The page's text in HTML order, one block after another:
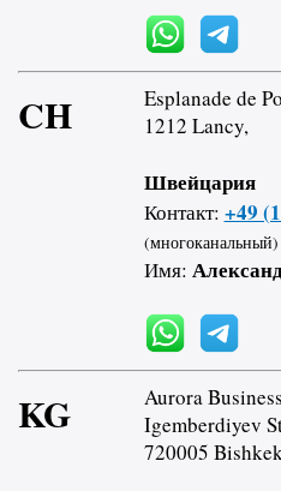
CH
Esplanade de
1212 Lancy,
Швейцария
Контакт: +49
(многоканальный)
Имя:
KG
Aurora
Igemberdiyev
720005